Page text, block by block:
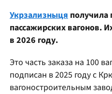
Укрзализныця получила
пассажирских вагонов.
в 2026 году.
Это часть заказа на 100
подписан в 2025 году с
вагоностроительным